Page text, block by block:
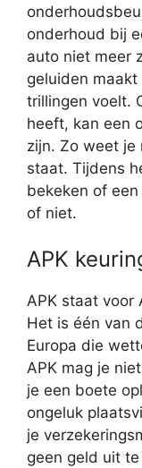
onderhoud bij
auto niet meer
geluiden
trillingen voelt.
heeft, kan een
zijn. Zo weet je
staat. Tijdens
bekeken of
of niet.
APK
APK staat voor
Het is één van
Europa die
APK mag je
je een boete
ongeluk
je
geen geld uit